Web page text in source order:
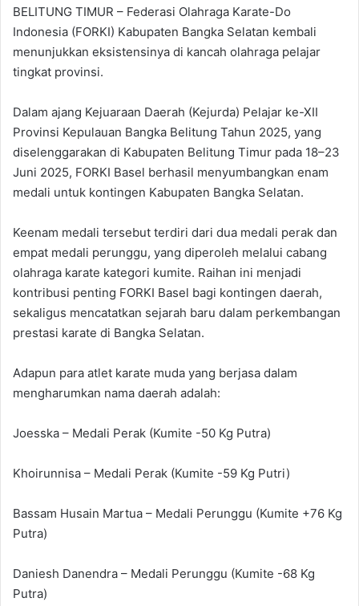
BELITUNG TIMUR – Federasi Olahraga Karate-Do
Indonesia (FORKI) Kabupaten Bangka Selatan kembali
menunjukkan eksistensinya di kancah olahraga pelajar
tingkat provinsi.
Dalam ajang Kejuaraan Daerah (Kejurda) Pelajar ke-XII
Provinsi Kepulauan Bangka Belitung Tahun 2025, yang
diselenggarakan di Kabupaten Belitung Timur pada 18–23
Juni 2025, FORKI Basel berhasil menyumbangkan enam
medali untuk kontingen Kabupaten Bangka Selatan.
Keenam medali tersebut terdiri dari dua medali perak dan
empat medali perunggu, yang diperoleh melalui cabang
olahraga karate kategori kumite. Raihan ini menjadi
kontribusi penting FORKI Basel bagi kontingen daerah,
sekaligus mencatatkan sejarah baru dalam perkembangan
prestasi karate di Bangka Selatan.
Adapun para atlet karate muda yang berjasa dalam
mengharumkan nama daerah adalah:
Joesska – Medali Perak (Kumite -50 Kg Putra)
Khoirunnisa – Medali Perak (Kumite -59 Kg Putri)
Bassam Husain Martua – Medali Perunggu (Kumite +76 Kg
Putra)
Daniesh Danendra – Medali Perunggu (Kumite -68 Kg
Putra)